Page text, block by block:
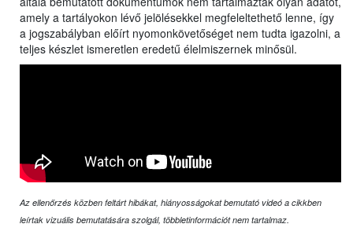
amely a tartályokon lévő jelölésekkel megfeleltethető lenne, így
a jogszabályban előírt nyomonkövetőséget nem tudta igazolni, a
teljes készlet ismeretlen eredetű élelmiszernek minősül.
Az ellenőrzés közben feltárt hibákat, hiányosságokat bemutató videó a cikkben
leírtak vizuális bemutatására szolgál, többletinformációt nem tartalmaz.